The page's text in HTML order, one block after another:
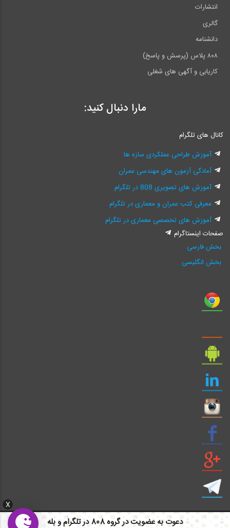
X
دعوت به عضویت در گروه 808 در تلگرام و بله
انتشارات
گالری
دانشنامه
۸۰۸ پلاس (پرسش و پاسخ)
کاریابی و آگهی های شغلی
مارا دنبال کنید:
کانال های تلگرام
آموزش طراحی عملکردی سازه ها
آمادگی آزمون های مهندسی عمران
آموزش های تصویری 808 در تلگرام
معرفی کتب عمران و معماری در تلگرام
آموزش های تخصصی معماری در تلگرام
صفحات اینستاگرام
بخش فارسی
بخش انگلیسی